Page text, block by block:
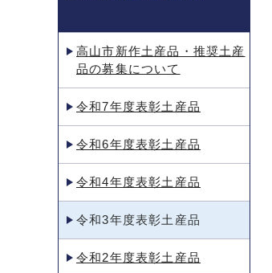
高山市新作土産品・推奨土産
品の募集について
令和7年度表彰土産品
令和6年度表彰土産品
令和4年度表彰土産品
令和3年度表彰土産品
令和2年度表彰土産品